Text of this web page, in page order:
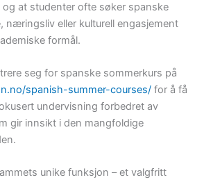
og at studenter ofte søker spanske
næringsliv eller kulturell engasjement
formål.
seg for spanske sommerkurs på
spanish-summer-courses/ for å få
undervisning forbedret av
gir innsikt i den mangfoldige
unike funksjon – et valgfritt